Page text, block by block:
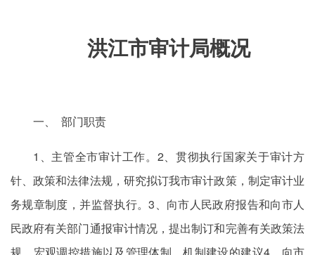
洪江市审计局概况
一、 部门职责
1、主管全市审计工作。2、贯彻执行国家关于审计方
针、政策和法律法规，研究拟订我市审计政策，制定审计业
务规章制度，并监督执行。3、向市人民政府报告和向市人
民政府有关部门通报审计情况，提出制订和完善有关政策法